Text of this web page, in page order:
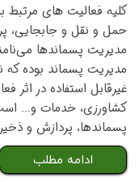
كلیه فعالیت های مرتبط
حمل و نقل و جابجایی،
مدیریت پسماندها
مدیریت پسماند بوده كه
غیرقابل استفاده در اثر
كشاورزی، خدمات و...
پسماندها، پردازش و
ادامه مطلب